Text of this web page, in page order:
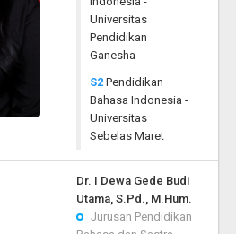
Universitas
Pendidikan
Ganesha
S2 Pendidikan
Bahasa Indonesia -
Universitas
Sebelas Maret
Dr. I Dewa Gede Budi
Utama, S.Pd., M.Hum.
Jurusan Pendidikan